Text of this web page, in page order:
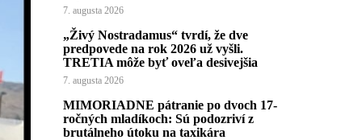
7. augusta 2026
„Živý Nostradamus“ tvrdí, že dve
predpovede na rok 2026 už vyšli.
TRETIA môže byť oveľa desivejšia
7. augusta 2026
MIMORIADNE pátranie po dvoch 17-
ročných mladíkoch: Sú podozriví z
brutálneho útoku na taxikára